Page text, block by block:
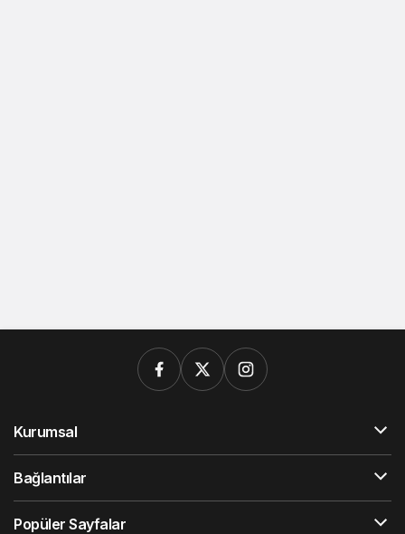
Kurumsal
Bağlantılar
Popüler Sayfalar